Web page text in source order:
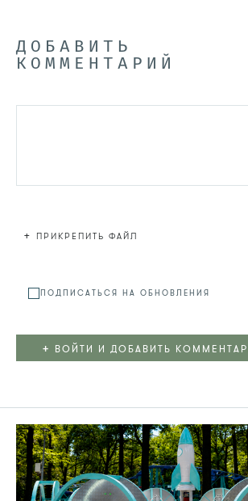
ДОБАВИТЬ
КОММЕНТАРИЙ
+ ПРИКРЕПИТЬ ФАЙЛ
ПОДПИСАТЬСЯ НА ОБНОВЛЕНИЯ
+ ВОЙТИ И ДОБАВИТЬ